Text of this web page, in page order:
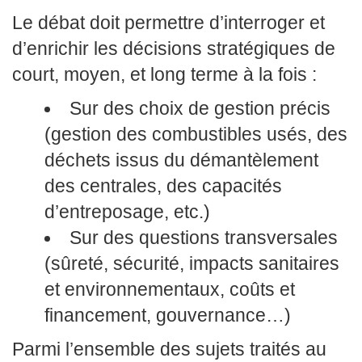
Le débat doit permettre d’interroger et
d’enrichir les décisions stratégiques de
court, moyen, et long terme à la fois :
Sur des choix de gestion précis
(gestion des combustibles usés, des
déchets issus du démantèlement
des centrales, des capacités
d’entreposage, etc.)
Sur des questions transversales
(sûreté, sécurité, impacts sanitaires
et environnementaux, coûts et
financement, gouvernance…)
Parmi l’ensemble des sujets traités au